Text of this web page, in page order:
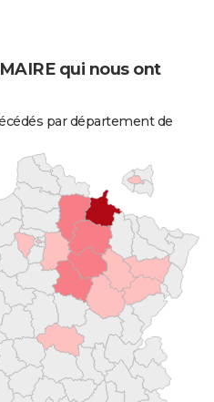
qui nous ont
par département de